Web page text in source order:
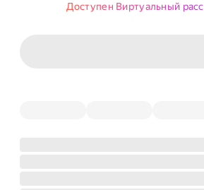
Доступен Виртуальный